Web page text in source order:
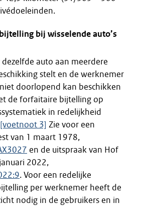
bij wisselende auto’s
auto aan meerdere
stelt en de werknemer
doorlopend kan beschikken
de forfaitaire bijtelling op
in redelijkheid
[voetnoot 3] Zie voor een
van 1 maart 1978,
en de uitspraak van Hof
2022,
. Voor een redelijke
per werknemer heeft de
nodig in de gebruikers en in